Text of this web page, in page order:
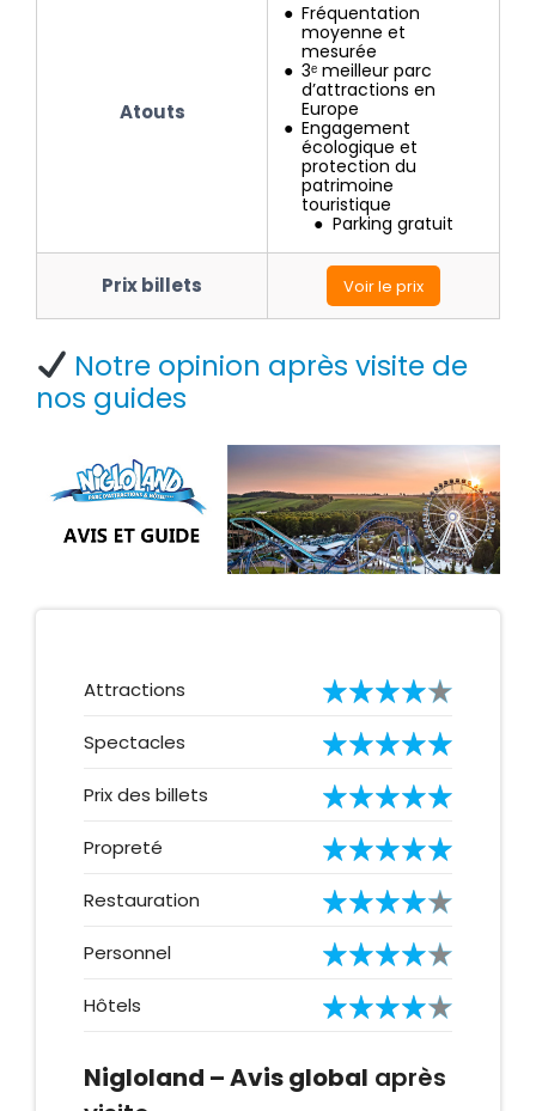
Atouts
Fréquentation
moyenne et
mesurée
3ᵉ meilleur parc
d’attractions en
Europe
Engagement
écologique et
protection du
patrimoine
touristique
Parking gratuit
Prix billets Voir le prix
Notre opinion après visite de
nos guides
Attractions
Spectacles
Prix des billets
Propreté
Restauration
Personnel
Hôtels
Nigloland – Avis global après